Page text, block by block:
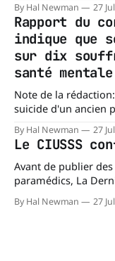
(138,7 milles
près
By Hal Newman 27
Rapport du
indique que
sur dix
santé mentale
Note de la
suicide d'un ancien
une question plus
les paramédics et
By Hal Newman 27
Le CIUSSS
Avant de publier
paramédics, La
ainsi que leur utilisation. Dans un courriel
By Hal Newman 27